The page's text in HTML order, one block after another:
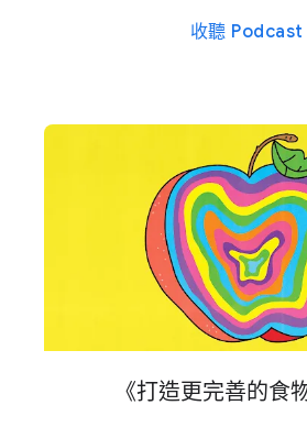
收聽 Podcast
《​打造​更​完善​的​食